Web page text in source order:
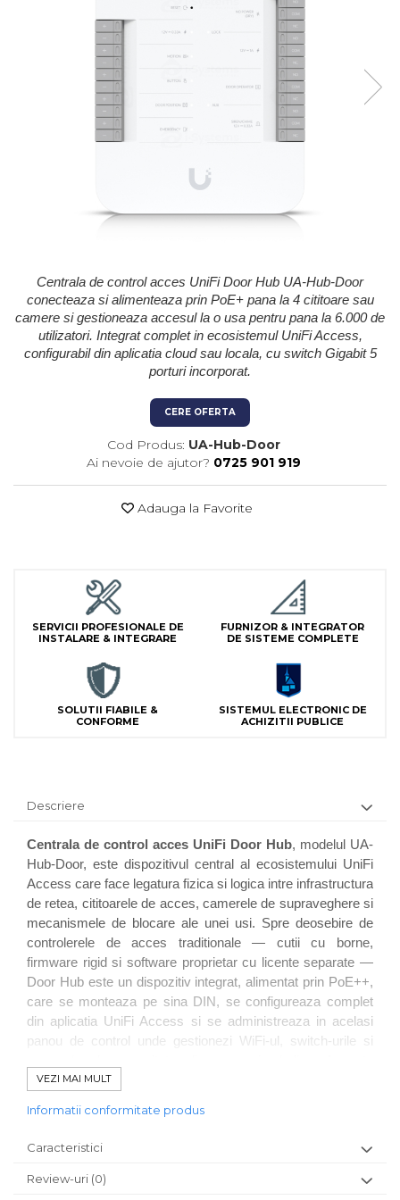
Kit-uri Feronerie Telescopice
Bariere Auto / Sisteme
Kit-uri Bariere Auto
Bariere Automate
Brate Bariere Auto
Bolarzi antiterorism
Kit-uri Usi Garaj
Sine de Ghidaj
Accesorii
Fotocelule
Telecomenzi
NVR - Network Video Recorder
Centrala de control acces UniFi Door Hub UA-Hub-Door
conecteaza si alimenteaza prin PoE+ pana la 4 cititoare sau
camere si gestioneaza accesul la o usa pentru pana la 6.000 de
utilizatori. Integrat complet in ecosistemul UniFi Access,
configurabil din aplicatia cloud sau locala, cu switch Gigabit 5
porturi incorporat.
CERE OFERTA
Cod Produs: UA-Hub-Door
Ai nevoie de ajutor? 0725 901 919
Adauga la Favorite
SERVICII PROFESIONALE DE
INSTALARE & INTEGRARE
FURNIZOR & INTEGRATOR
DE SISTEME COMPLETE
SOLUTII FIABILE &
CONFORME
SISTEMUL ELECTRONIC DE
ACHIZITII PUBLICE
Descriere
Centrala de control acces UniFi Door Hub, modelul UA-
Hub-Door, este dispozitivul central al ecosistemului UniFi
Access care face legatura fizica si logica intre infrastructura
de retea, cititoarele de acces, camerele de supraveghere si
mecanismele de blocare ale unei usi. Spre deosebire de
controlerele de acces traditionale — cutii cu borne,
firmware rigid si software proprietar cu licente separate —
Door Hub este un dispozitiv integrat, alimentat prin PoE++,
care se monteaza pe sina DIN, se configureaza complet
din aplicatia UniFi Access si se administreaza in acelasi
panou de control unde gestionezi WiFi-ul, switch-urile si
abordare elimina silourile tehnologice si reduce semnificativ
UA-Hub-Door este conceput pentru instalatii in cladiri de
birouri, ansambluri rezidentiale, spatii comerciale, institutii si
VEZI MAI MULT
Informatii conformitate produs
Caracteristici
Review-uri (0)